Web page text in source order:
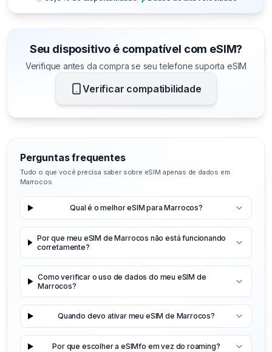
Seu dispositivo é compatível com eSIM?
Verifique antes da compra se seu telefone suporta eSIM
Verificar compatibilidade
Perguntas frequentes
Tudo o que você precisa saber sobre eSIM apenas de dados em
Marrocos
Qual é o melhor eSIM para Marrocos?
Por que meu eSIM de Marrocos não está funcionando
corretamente?
Como verificar o uso de dados do meu eSIM de
Marrocos?
Quando devo ativar meu eSIM de Marrocos?
Por que escolher a eSIMfo em vez do roaming?